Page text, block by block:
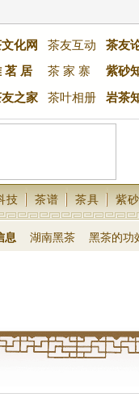
化网 茶友互动
茶友
茗 居
茶 家 寨 紫砂
之家 茶叶相册 岩茶
技 茶谱 茶具 紫砂
息 湖南黑茶 黑茶的功